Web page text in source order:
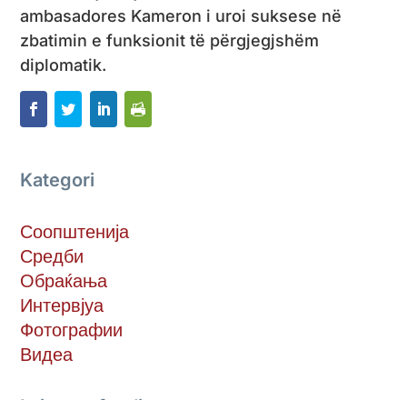
ambasadores Kameron i uroi suksese në
zbatimin e funksionit të përgjegjshëm
diplomatik.
Kategori
Соопштенија
Средби
Обраќања
Интервјуа
Фотографии
Видеа